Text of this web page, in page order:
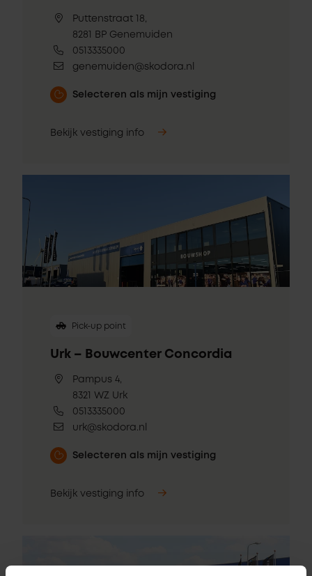
Puttenstraat 18,
8281 BP Genemuiden
0513335000
genemuiden@skodora.nl
Selecteren als mijn vestiging
Bekijk vestiging info
Pick-up point
Urk – Bouwcenter Concordia
Pampus 4,
8321 WZ Urk
0513335000
urk@skodora.nl
Selecteren als mijn vestiging
Bekijk vestiging info